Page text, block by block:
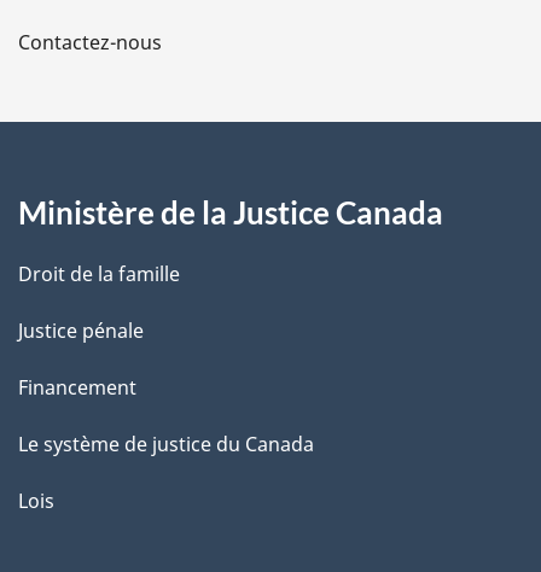
a
e
Contactez-nous
Ministère de la Justice Canada
Droit de la famille
Justice pénale
Financement
Le système de justice du Canada
Lois